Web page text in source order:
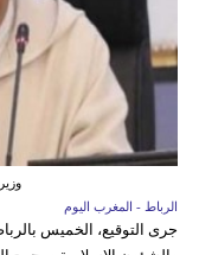
الرباط - المغرب اليوم
جرى التوقيع، الخميس